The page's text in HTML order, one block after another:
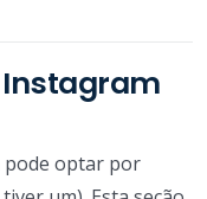
Instagram
pode optar por